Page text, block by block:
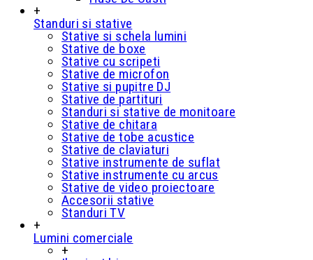
+
Standuri si stative
Stative si schela lumini
Stative de boxe
Stative cu scripeti
Stative de microfon
Stative si pupitre DJ
Stative de partituri
Standuri si stative de monitoare
Stative de chitara
Stative de tobe acustice
Stative de claviaturi
Stative instrumente de suflat
Stative instrumente cu arcus
Stative de video proiectoare
Accesorii stative
Standuri TV
+
Lumini comerciale
+